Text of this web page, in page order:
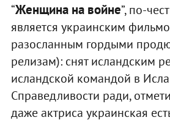
“Женщина на войне”, по-
является украинским
разосланным гордыми
релизам): снят исландским
исландской командой в
Справедливости ради,
даже актриса украинская